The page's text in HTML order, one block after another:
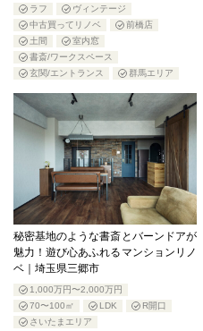
ラフ
ヴィンテージ
中古買ってリノベ
前橋店
土間
室内窓
書斎/ワークスペース
玄関/エントランス
群馬エリア
秘密基地のような書斎とバーンドアが
魅力！遊び心あふれるマンションリノ
ベ｜埼玉県三郷市
1,000万円〜2,000万円
70〜100㎡
LDK
R開口
さいたまエリア